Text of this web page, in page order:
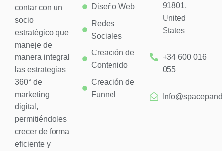
contar con un
socio
estratégico que
maneje de
manera integral
las estrategias
360° de
marketing
digital,
permitiéndoles
crecer de forma
eficiente y
Diseño Web
Redes
Sociales
Creación de
Contenido
Creación de
Funnel
91801,
United
States
+34 600 016
055